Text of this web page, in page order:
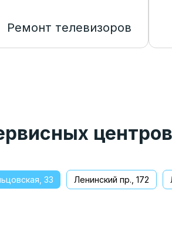
Ремонт телевизоров
центров
33 Ленинский пр., 172